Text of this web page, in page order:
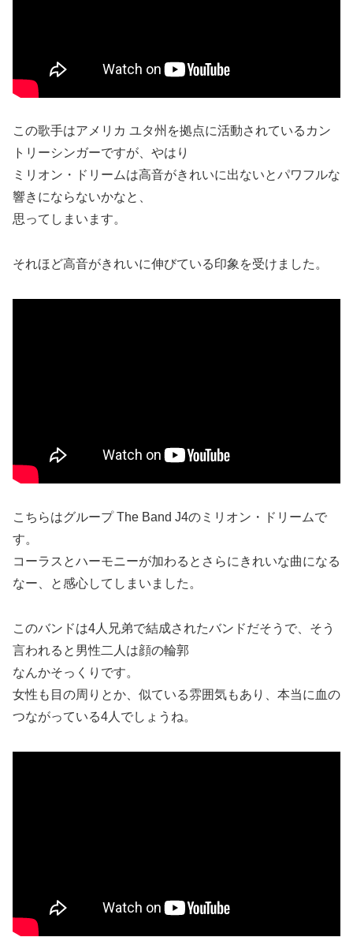
この歌手はアメリカ ユタ州を拠点に活動されているカン
トリーシンガーですが、やはり
ミリオン・ドリームは高音がきれいに出ないとパワフルな
響きにならないかなと、
思ってしまいます。
それほど高音がきれいに伸びている印象を受けました。
こちらはグループ The Band J4のミリオン・ドリームで
す。
コーラスとハーモニーが加わるとさらにきれいな曲になる
なー、と感心してしまいました。
このバンドは4人兄弟で結成されたバンドだそうで、そう
言われると男性二人は顔の輪郭
なんかそっくりです。
女性も目の周りとか、似ている雰囲気もあり、本当に血の
つながっている4人でしょうね。